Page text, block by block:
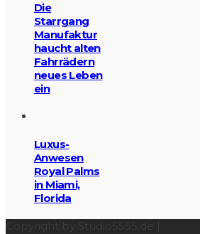
Die
Starrgang
Manufaktur
haucht alten
Fahrrädern
neues Leben
ein
Luxus-
Anwesen
Royal Palms
in Miami,
Florida